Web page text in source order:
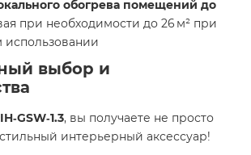
обогрева помещений до
при необходимости до 26 м² при
использовании
выбор и
, вы получаете не просто
интерьерный аксессуар!